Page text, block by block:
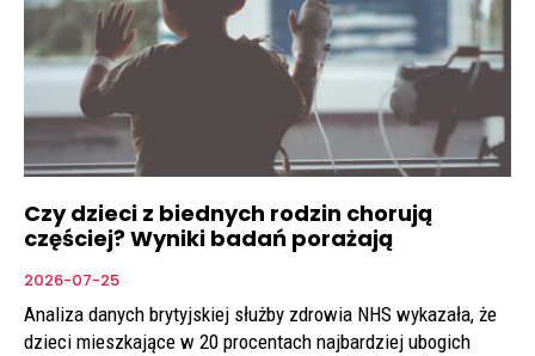
Czy dzieci z biednych rodzin chorują
częściej? Wyniki badań porażają
2026-07-25
Analiza danych brytyjskiej służby zdrowia NHS wykazała, że
dzieci mieszkające w 20 procentach najbardziej ubogich